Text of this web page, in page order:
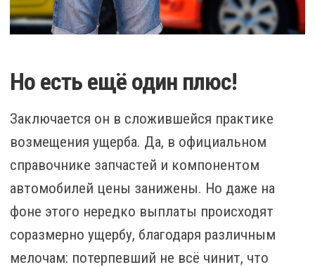
Но есть ещё один плюс!
Заключается он в сложившейся практике
возмещения ущерба. Да, в официальном
справочнике запчастей и компонентом
автомобилей цены занижены. Но даже на
фоне этого нередко выплаты происходят
соразмерно ущербу, благодаря различным
мелочам: потерпевший не всё чинит, что